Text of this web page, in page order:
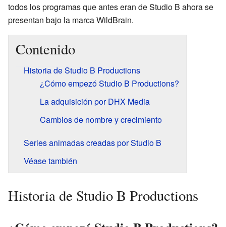
todos los programas que antes eran de Studio B ahora se
presentan bajo la marca WildBrain.
Contenido
Historia de Studio B Productions
¿Cómo empezó Studio B Productions?
La adquisición por DHX Media
Cambios de nombre y crecimiento
Series animadas creadas por Studio B
Véase también
Historia de Studio B Productions